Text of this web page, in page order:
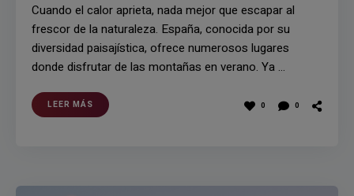
Cuando el calor aprieta, nada mejor que escapar al
frescor de la naturaleza. España, conocida por su
diversidad paisajística, ofrece numerosos lugares
donde disfrutar de las montañas en verano. Ya …
LEER MÁS 0 0